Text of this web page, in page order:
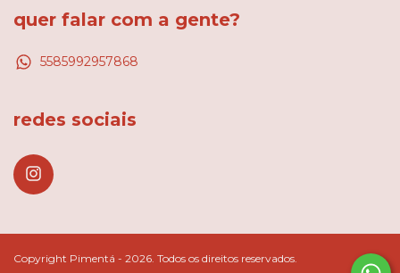
quer falar com a gente?
5585992957868
redes sociais
Copyright Pimentá - 2026. Todos os direitos reservados.